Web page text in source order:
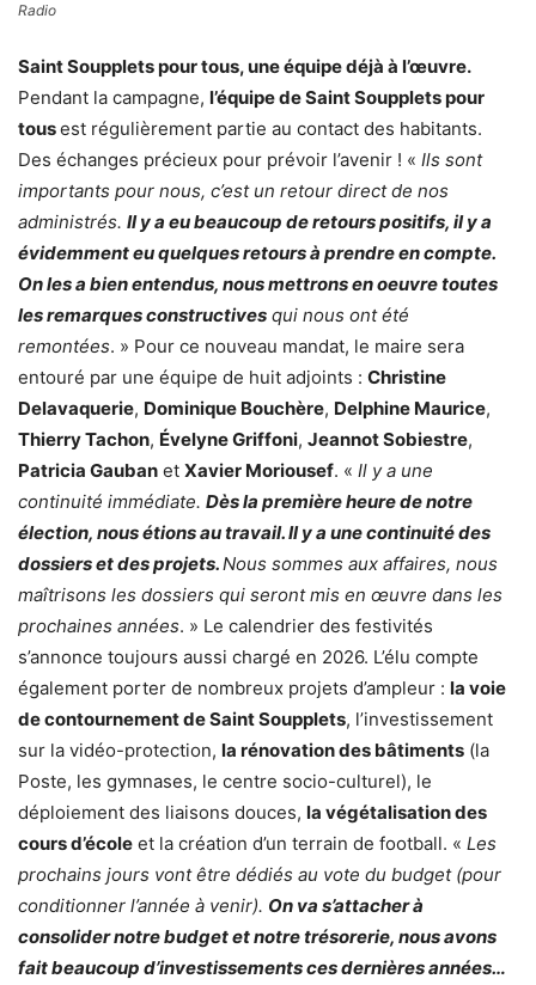
Radio
Saint Soupplets pour tous, une équipe déjà à l’œuvre.
Pendant la campagne, l’équipe de Saint Soupplets pour
tousest régulièrement partie au contact des habitants.
Des échanges précieux pour prévoir l’avenir ! « Ils sont
importants pour nous, c’est un retour direct de nos
administrés. Il y a eu beaucoup de retours positifs, il y a
évidemment eu quelques retours à prendre en compte.
On les a bien entendus, nous mettrons en oeuvre toutes
les remarques constructives qui nous ont été
remontées. » Pour ce nouveau mandat, le maire sera
entouré par une équipe de huit adjoints : Christine
Delavaquerie, Dominique Bouchère, Delphine Maurice,
Thierry Tachon, Évelyne Griffoni, Jeannot Sobiestre,
Patricia Gauban et Xavier Moriousef. « Il y a une
continuité immédiate. Dès la première heure de notre
élection, nous étions au travail. Il y a une continuité des
dossiers et des projets.Nous sommes aux affaires, nous
maîtrisons les dossiers qui seront mis en œuvre dans les
prochaines années. » Le calendrier des festivités
s’annonce toujours aussi chargé en 2026. L’élu compte
également porter de nombreux projets d’ampleur : la voie
de contournement de Saint Soupplets, l’investissement
sur la vidéo-protection, la rénovation des bâtiments (la
Poste, les gymnases, le centre socio-culturel), le
déploiement des liaisons douces, la végétalisation des
cours d’école et la création d’un terrain de football. « Les
prochains jours vont être dédiés au vote du budget (pour
conditionner l’année à venir). On va s’attacher à
consolider notre budget et notre trésorerie, nous avons
fait beaucoup d’investissements ces dernières années…